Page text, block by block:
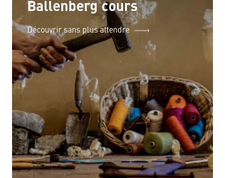
Ballenberg cours
Découvrir sans plus attendre